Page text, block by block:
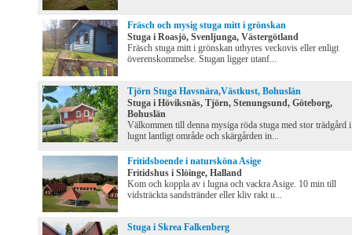
Fräsch och mysig stuga mitt i grönskan
Stuga i Roasjö, Svenljunga, Västergötland
Fräsch stuga mitt i grönskan uthyres veckovis eller enligt
överenskommelse. Stugan ligger utanf...
Tjörn Stuga Havsnära,Västkust, Bohuslän
Stuga i Höviksnäs, Tjörn, Stenungsund, Göteborg,
Bohuslän
Välkommen till denna mysiga röda stuga med stor trädgård i
lugnt lantligt område och skärgården in...
Fritidsboende i natursköna Asige
Fritidshus i Slöinge, Halland
Kom och koppla av i lugna och vackra Asige. 10 min till
vidsträckta sandstränder eller kliv rakt u...
Stuga i Skrea Falkenberg